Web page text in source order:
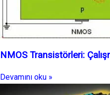
NMOS Transistörleri:
Devamını oku »